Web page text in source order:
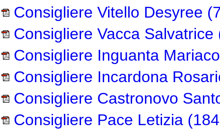
Consigliere Vitello Desyree
Consigliere Vacca Salvatrice
Consigliere Inguanta
Consigliere Incardona
Consigliere Castronovo
Consigliere Pace Letizia